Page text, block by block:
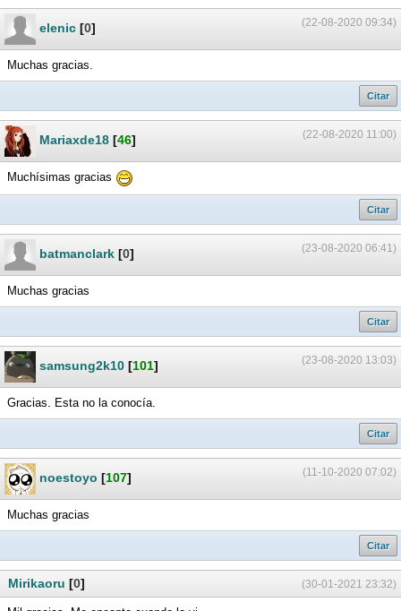
(22-08-2020 09:34)
elenic [0]
Muchas gracias.
Citar
(22-08-2020 11:00)
Mariaxde18 [46]
Muchísimas gracias
Citar
(23-08-2020 06:41)
batmanclark [0]
Muchas gracias
Citar
(23-08-2020 13:03)
samsung2k10 [101]
Gracias. Esta no la conocía.
Citar
(11-10-2020 07:02)
noestoyo [107]
Muchas gracias
Citar
(30-01-2021 23:32)
Mirikaoru [0]